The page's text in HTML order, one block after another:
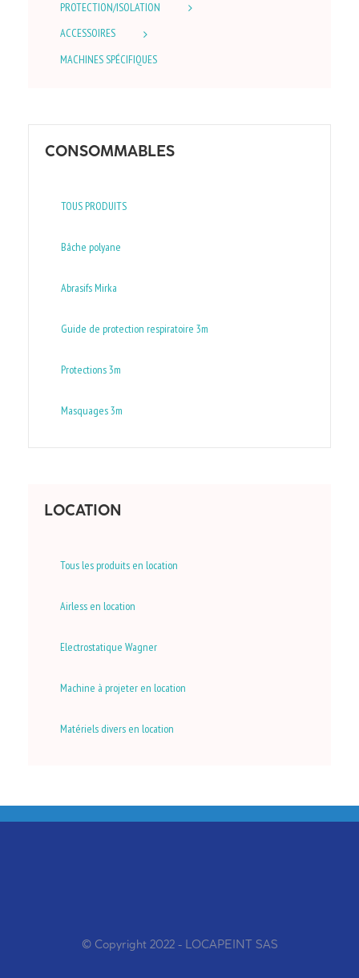
PROTECTION/ISOLATION
ACCESSOIRES
MACHINES SPÉCIFIQUES
CONSOMMABLES
TOUS PRODUITS
Bâche polyane
Abrasifs Mirka
Guide de protection respiratoire 3m
Protections 3m
Masquages 3m
LOCATION
Tous les produits en location
Airless en location
Electrostatique Wagner
Machine à projeter en location
Matériels divers en location
© Copyright 2022 - LOCAPEINT SAS